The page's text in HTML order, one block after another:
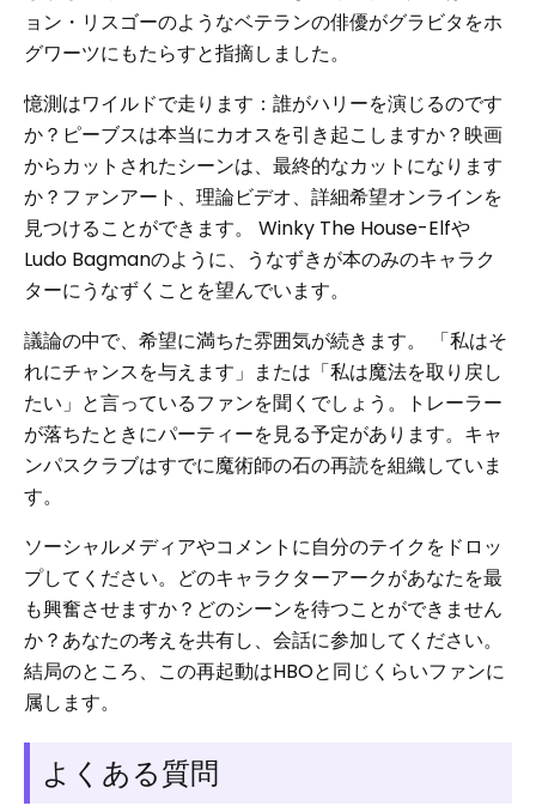
ョン・リスゴーのようなベテランの俳優がグラビタをホ
グワーツにもたらすと指摘しました。
憶測はワイルドで走ります：誰がハリーを演じるのです
か？ピーブスは本当にカオスを引き起こしますか？映画
からカットされたシーンは、最終的なカットになります
か？ファンアート、理論ビデオ、詳細希望オンラインを
見つけることができます。 Winky The House-Elfや
Ludo Bagmanのように、うなずきが本のみのキャラク
ターにうなずくことを望んでいます。
議論の中で、希望に満ちた雰囲気が続きます。 「私はそ
れにチャンスを与えます」または「私は魔法を取り戻し
たい」と言っているファンを聞くでしょう。トレーラー
が落ちたときにパーティーを見る予定があります。キャ
ンパスクラブはすでに魔術師の石の再読を組織していま
す。
ソーシャルメディアやコメントに自分のテイクをドロッ
プしてください。どのキャラクターアークがあなたを最
も興奮させますか？どのシーンを待つことができません
か？あなたの考えを共有し、会話に参加してください。
結局のところ、この再起動はHBOと同じくらいファンに
属します。
よくある質問